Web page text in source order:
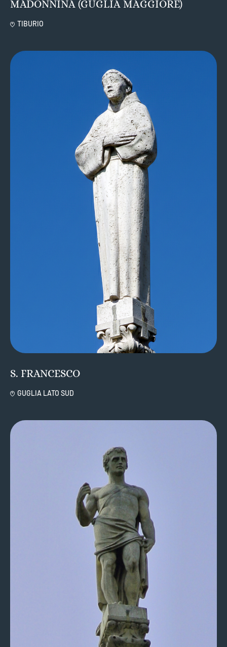
MADONNINA (GUGLIA MAGGIORE)
TIBURIO
S. FRANCESCO
GUGLIA LATO SUD